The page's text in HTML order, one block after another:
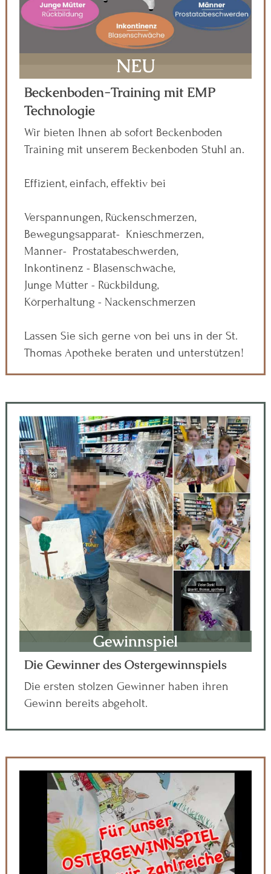
NEU
Beckenboden-Training mit EMP
Technologie
Wir bieten Ihnen ab sofort Beckenboden
Training mit unserem Beckenboden Stuhl an.
Effizient, einfach, effektiv bei
Verspannungen, Rückenschmerzen,
Bewegungsapparat- Knieschmerzen,
Männer- Prostatabeschwerden,
Inkontinenz - Blasenschwäche,
Junge Mütter - Rückbildung,
Körperhaltung - Nackenschmerzen
Lassen Sie sich gerne von bei uns in der St.
Thomas Apotheke beraten und unterstützen!
Gewinnspiel
Die Gewinner des Ostergewinnspiels
Die ersten stolzen Gewinner haben ihren
Gewinn bereits abgeholt.